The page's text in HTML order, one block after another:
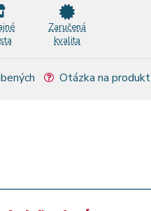
Zaručená
kvalita
Otázka na produkt